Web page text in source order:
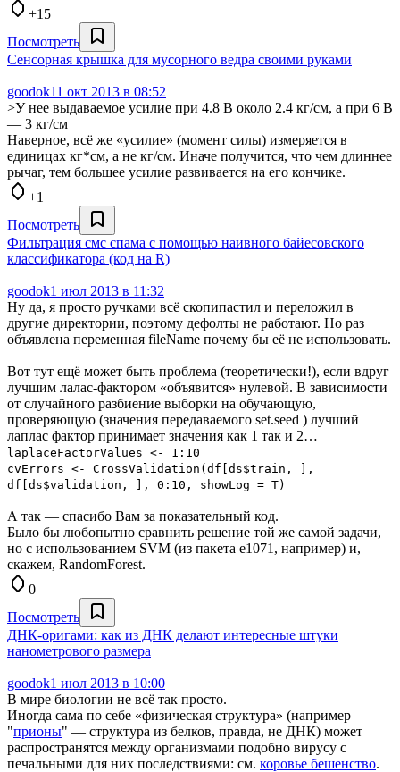
+15
Посмотреть
Сенсорная крышка для мусорного ведра своими руками
goodok11 окт 2013 в 08:52
>У нее выдаваемое усилие при 4.8 В около 2.4 кг/см, а при 6 В
— 3 кг/см
Наверное, всё же «усилие» (момент силы) измеряется в
единицах кг*см, а не кг/см. Иначе получится, что чем длиннее
рычаг, тем большее усилие развивается на его кончике.
+1
Посмотреть
Фильтрация смс спама с помощью наивного байесовского
классификатора (код на R)
goodok1 июл 2013 в 11:32
Ну да, я просто ручками всё скопипастил и переложил в
другие директории, поэтому дефолты не работают. Но раз
объявлена переменная fileName почему бы её не использовать.
Вот тут ещё может быть проблема (теоретически!), если вдруг
лучшим лалас-фактором «объявится» нулевой. В зависимости
от случайного разбиение выборки на обучающую,
проверяющую (значения передаваемого set.seed ) лучший
лаплас фактор принимает значения как 1 так и 2…
laplaceFactorValues <- 1:10
cvErrors <- CrossValidation(df[ds$train, ],
df[ds$validation, ], 0:10, showLog = T)
А так — спасибо Вам за показательный код.
Было бы любопытно сравнить решение той же самой задачи,
но с использованием SVM (из пакета e1071, например) и,
скажем, RandomForest.
0
Посмотреть
ДНК-оригами: как из ДНК делают интересные штуки
нанометрового размера
goodok1 июл 2013 в 10:00
В мире биологии не всё так просто.
Иногда сама по себе «физическая структура» (например
"прионы" — структура из белков, правда, не ДНК) может
распространятся между организмами подобно вирусу с
печальными для них последствиями: см. коровье бешенство.